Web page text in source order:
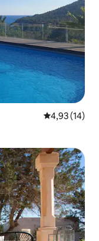
4,93 (14)